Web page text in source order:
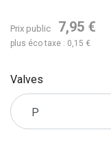
Prix public 7,95 €
plus éco taxe : 0,15 €
Valves